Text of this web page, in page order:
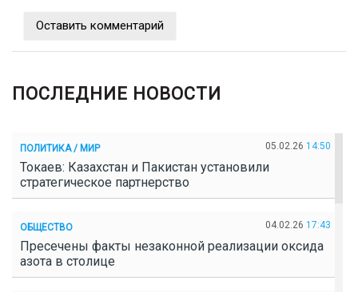
Оставить комментарий
ПОСЛЕДНИЕ НОВОСТИ
ПОЛИТИКА / МИР 05.02.26 14:50
Токаев: Казахстан и Пакистан установили
стратегическое партнерство
ОБЩЕСТВО 04.02.26 17:43
Пресечены факты незаконной реализации оксида
азота в столице